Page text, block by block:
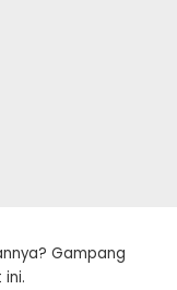
Gampang